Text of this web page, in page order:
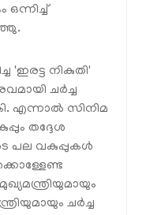
ഒന്നിച്ച്
'ഇരട്ട നികുതി'
ചർച്ച
എന്നാൽ സിനിമ
തദ്ദേശ
പല വകുപ്പുകൾ
ചർച്ച